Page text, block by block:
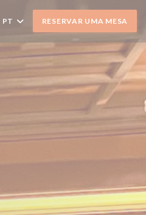
PT RESERVAR UMA MESA